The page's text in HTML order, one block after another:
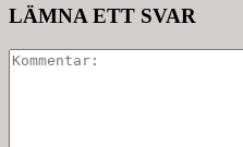
LÄMNA ETT SVAR